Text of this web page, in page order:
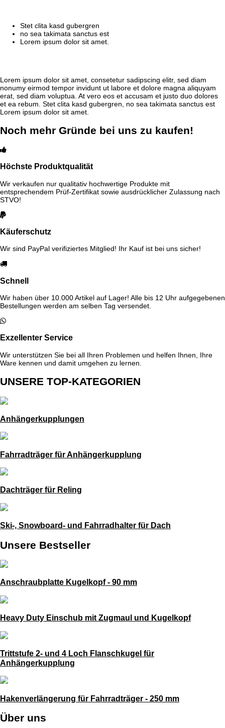
Stet clita kasd gubergren
no sea takimata sanctus est
Lorem ipsum dolor sit amet.
Lorem ipsum dolor sit amet, consetetur sadipscing elitr, sed diam
nonumy eirmod tempor invidunt ut labore et dolore magna aliquyam
erat, sed diam voluptua. At vero eos et accusam et justo duo dolores
et ea rebum. Stet clita kasd gubergren, no sea takimata sanctus est
Lorem ipsum dolor sit amet.
Noch mehr Gründe bei uns zu kaufen!
Höchste Produktqualität
Wir verkaufen nur qualitativ hochwertige Produkte mit
entsprechendem Prüf-Zertifikat sowie ausdrücklicher Zulassung nach
STVO!
Käuferschutz
Wir sind PayPal verifiziertes Mitglied! Ihr Kauf ist bei uns sicher!
Schnell
Wir haben über 10.000 Artikel auf Lager! Alle bis 12 Uhr aufgegebenen
Bestellungen werden am selben Tag versendet.
Exzellenter Service
Wir unterstützen Sie bei all Ihren Problemen und helfen Ihnen, Ihre
Ware kennen und damit umgehen zu lernen.
UNSERE TOP-KATEGORIEN
Anhängerkupplungen
Fahrradträger für Anhängerkupplung
Dachträger für Reling
Ski-, Snowboard- und Fahrradhalter für Dach
Unsere Bestseller
Anschraubplatte Kugelkopf - 90 mm
Heavy Duty Einschub mit Zugmaul und Kugelkopf
Trittstufe 2- und 4 Loch Flanschkugel für
Anhängerkupplung
Hakenverlängerung für Fahrradträger - 250 mm
Über uns